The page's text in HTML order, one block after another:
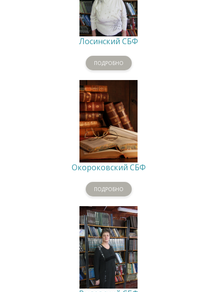
Лосинский СБФ
ПОДРОБНО
Окороковский СБФ
ПОДРОБНО